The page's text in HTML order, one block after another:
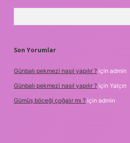
Son Yorumlar
Günbalı pekmezi nasıl yapılır ? için admin
Günbalı pekmezi nasıl yapılır ? için Yalçın
Gümüş böceği çoğalır mı ? için admin